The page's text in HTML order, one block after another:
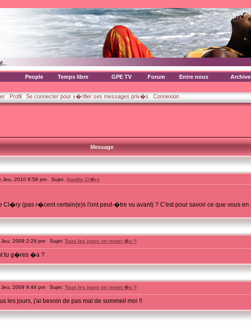
People Temps libre GPE TV Forum Entre nous
Profil Se connecter pour v�rifier ses messages priv�s Connexion
Message
2010 9:58 pm Sujet: Agathe Cl�ry
Cl�ry (pas r�cent certain(e)s l'ont peut-�tre vu avant) ? C'est pour savoir ce que vous
2009 2:29 pm Sujet: Tous les jours on remet �a !!
tu g�res �a ?
2009 9:44 pm Sujet: Tous les jours on remet �a !!
les jours, j'ai besoin de pas mal de sommeil moi !!